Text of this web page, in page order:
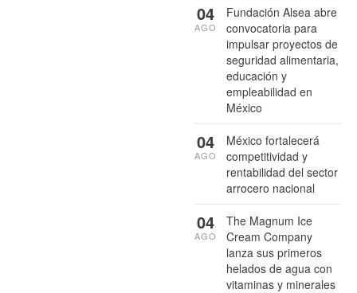
Fundación Alsea abre
convocatoria para
impulsar proyectos de
seguridad alimentaria,
educación y
empleabilidad en
México
04
AGO
México fortalecerá
competitividad y
rentabilidad del sector
arrocero nacional
04
AGO
The Magnum Ice
Cream Company
lanza sus primeros
helados de agua con
vitaminas y minerales
04
AGO